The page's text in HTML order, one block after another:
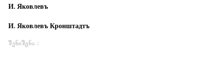
И. Яковлевъ
И. Яковлевъ Кронштадтъ
შენიშვნა :